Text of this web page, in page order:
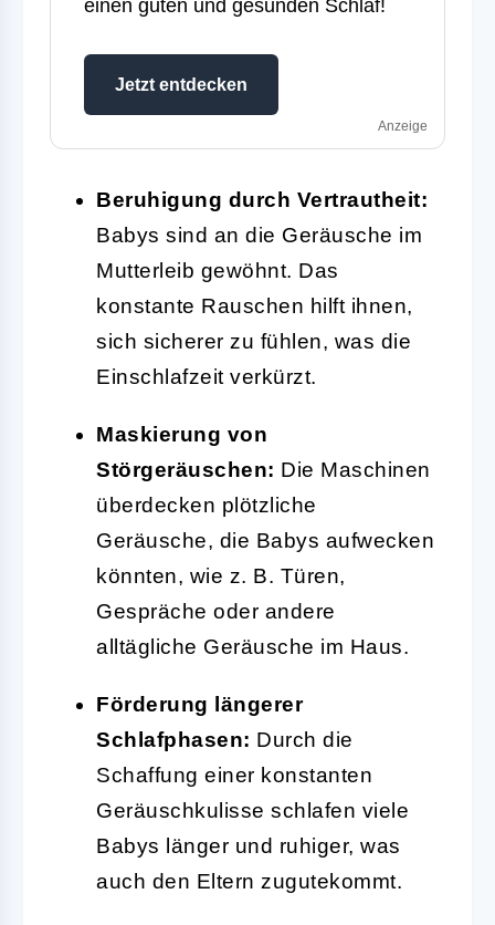
einen guten und gesunden Schlaf!
Jetzt entdecken
Anzeige
Beruhigung durch Vertrautheit:
Babys sind an die Geräusche im
Mutterleib gewöhnt. Das
konstante Rauschen hilft ihnen,
sich sicherer zu fühlen, was die
Einschlafzeit verkürzt.
Maskierung von
Störgeräuschen: Die Maschinen
überdecken plötzliche
Geräusche, die Babys aufwecken
könnten, wie z. B. Türen,
Gespräche oder andere
alltägliche Geräusche im Haus.
Förderung längerer
Schlafphasen: Durch die
Schaffung einer konstanten
Geräuschkulisse schlafen viele
Babys länger und ruhiger, was
auch den Eltern zugutekommt.